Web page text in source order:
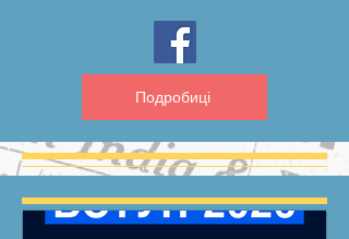
Подробиці